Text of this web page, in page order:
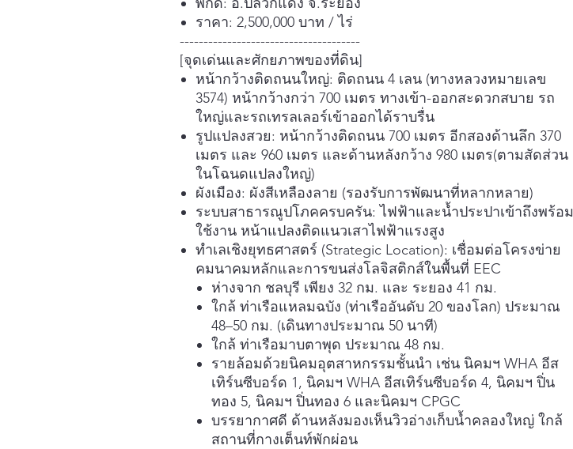
ราคา: 2,500,000 บาท / ไร่
--------------------------------------
[จุดเด่นและศักยภาพของที่ดิน]
หน้ากว้างติดถนนใหญ่: ติดถนน 4 เลน (ทางหลวงหมายเลข
3574) หน้ากว้างกว่า 700 เมตร ทางเข้า-ออกสะดวกสบาย รถ
ใหญ่และรถเทรลเลอร์เข้าออกได้ราบรื่น
รูปแปลงสวย: หน้ากว้างติดถนน 700 เมตร อีกสองด้านลึก 370
เมตร และ 960 เมตร และด้านหลังกว้าง 980 เมตร(ตามสัดส่วน
ในโฉนดแปลงใหญ่)
ผังเมือง: ผังสีเหลืองลาย (รองรับการพัฒนาที่หลากหลาย)
ระบบสาธารณูปโภคครบครัน: ไฟฟ้าและน้ำประปาเข้าถึงพร้อม
ใช้งาน หน้าแปลงติดแนวเสาไฟฟ้าแรงสูง
ทำเลเชิงยุทธศาสตร์ (Strategic Location): เชื่อมต่อโครงข่าย
คมนาคมหลักและการขนส่งโลจิสติกส์ในพื้นที่ EEC
ห่างจาก ชลบุรี เพียง 32 กม. และ ระยอง 41 กม.
ใกล้ ท่าเรือแหลมฉบัง (ท่าเรืออันดับ 20 ของโลก) ประมาณ
48–50 กม. (เดินทางประมาณ 50 นาที)
ใกล้ ท่าเรือมาบตาพุด ประมาณ 48 กม.
รายล้อมด้วยนิคมอุตสาหกรรมชั้นนำ เช่น นิคมฯ WHA อีส
เทิร์นซีบอร์ด 1, นิคมฯ WHA อีสเทิร์นซีบอร์ด 4, นิคมฯ ปิ่น
ทอง 5, นิคมฯ ปิ่นทอง 6 และนิคมฯ CPGC
บรรยากาศดี ด้านหลังมองเห็นวิวอ่างเก็บน้ำคลองใหญ่ ใกล้
สถานที่กางเต็นท์พักผ่อน